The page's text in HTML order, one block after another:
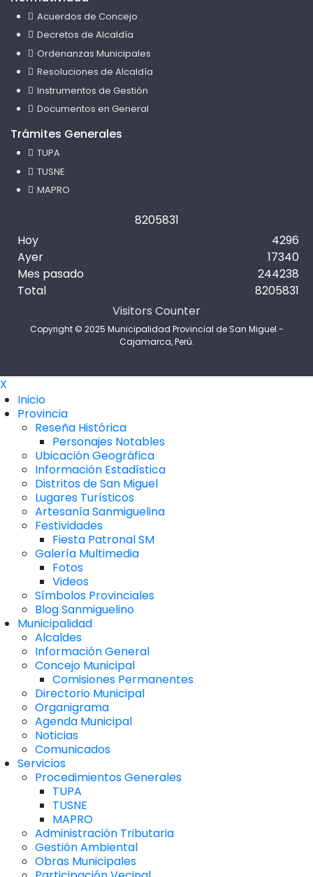
Acuerdos de Concejo
Decretos de Alcaldía
Ordenanzas Municipales
Resoluciones de Alcaldía
Instrumentos de Gestión
Documentos en General
Trámites Generales
TUPA
TUSNE
MAPRO
8205831
Hoy
Ayer
Mes pasado
Total
4296
17340
244238
8205831
Visitors Counter
Copyright © 2025 Municipalidad Provincial de San Miguel -
Cajamarca, Perú.
X
Inicio
Provincia
Reseña Histórica
Personajes Notables
Ubicación Geográfica
Información Estadística
Distritos de San Miguel
Lugares Turísticos
Artesanía Sanmiguelina
Festividades
Fiesta Patronal SM
Galería Multimedia
Fotos
Videos
Símbolos Provinciales
Blog Sanmiguelino
Municipalidad
Alcaldes
Información General
Concejo Municipal
Comisiones Permanentes
Directorio Municipal
Organigrama
Agenda Municipal
Noticias
Comunicados
Servicios
Procedimientos Generales
TUPA
TUSNE
MAPRO
Administración Tributaria
Gestión Ambiental
Obras Municipales